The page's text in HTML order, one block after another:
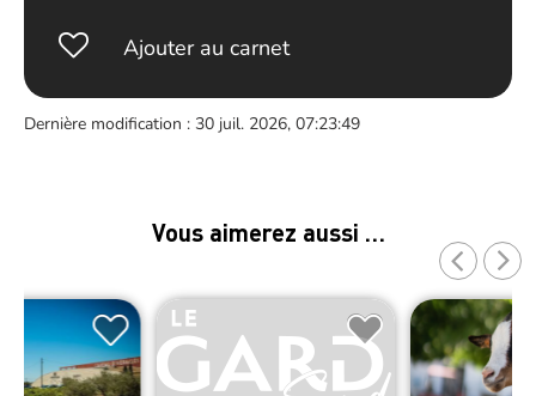
Ajouter au carnet
Dernière modification : 30 juil. 2026, 07:23:49
Vous aimerez aussi …